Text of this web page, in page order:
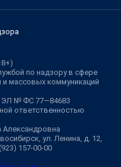
по надзору в сфере
и массовых коммуникаций
ЭЛ № ФС 77—84683
ответственностью
Александровна
ул. Ленина, д. 12,
157-00-00